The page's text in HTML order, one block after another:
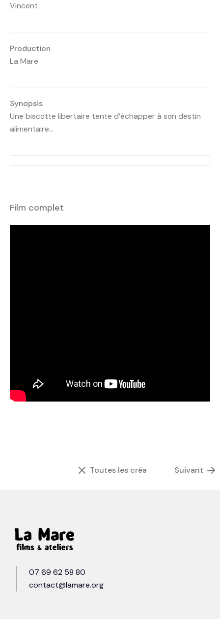
Vincent
Production
La Mare
Synopsis
Une biscotte libertaire tente d’échapper à son destin
alimentaire…
Film complet
Toutes les créations Suivant
07 69 62 58 80
contact@lamare.org